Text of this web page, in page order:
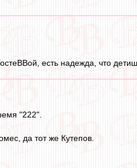
есть надежда, что
"222".
да тот же Кутепов.